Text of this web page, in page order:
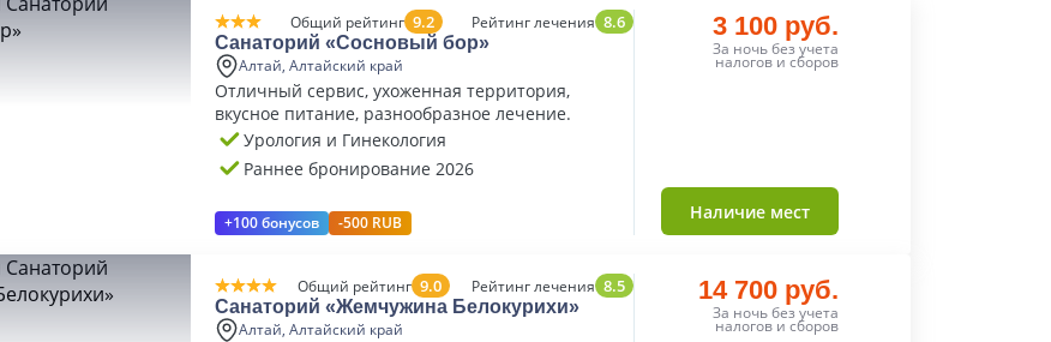
Общий рейтинг 9.2 Рейтинг лечения 8.6
Санаторий «Сосновый бор»
Алтай, Алтайский край
Отличный сервис, ухоженная территория,
вкусное питание, разнообразное лечение.
Урология и Гинекология
Раннее бронирование 2026
+100 бонусов -500 RUB
3 100 руб.
За ночь без учета
налогов и сборов
Наличие мест
Общий рейтинг 9.0 Рейтинг лечения 8.5
Санаторий «Жемчужина Белокурихи»
Алтай, Алтайский край
14 700 руб.
За ночь без учета
налогов и сборов